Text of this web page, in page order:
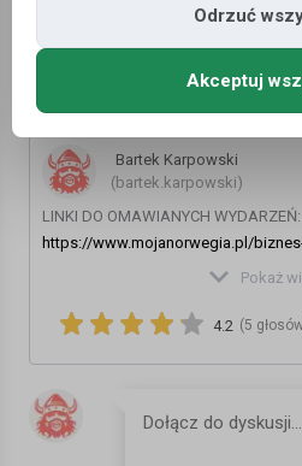
Więcej koron i covidowe
Bartek Karpowski
(bartek.karpowski)
LINKI DO OMAWIANYCH WYDARZEŃ:
https://www.mojanorwegia.pl/
korona-i-drozejaca-ropa-norwegia-
https://www.mojanorwegia.pl/
https://www.mojanorwegia.pl/
epidemiczna-w-europie-wyrozniaja-
Pokaż
(5
4.2
Odrzuć
Akceptuj